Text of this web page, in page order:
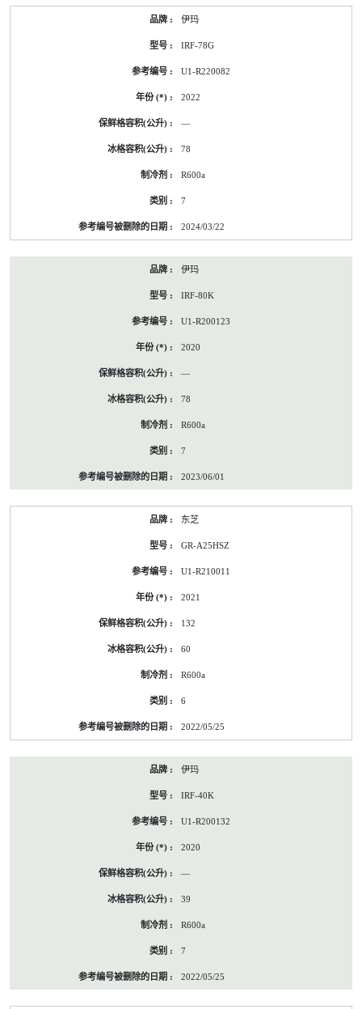
伊玛
IRF-78G
U1-R220082
2022
—
78
R600a
7
2024/03/22
伊玛
IRF-80K
U1-R200123
2020
—
78
R600a
7
2023/06/01
东芝
GR-A25HSZ
U1-R210011
2021
132
60
R600a
6
2022/05/25
伊玛
IRF-40K
U1-R200132
2020
—
39
R600a
7
2022/05/25